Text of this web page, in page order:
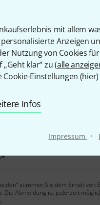
mit allem
Anzeigen
Nutzung von Cookies
klar“ zu (alle
Einstellungen (hier
Infos
Impressum ·
*
stimmen Sie dem Erhalt
Die Abmeldung ist jederzeit
.